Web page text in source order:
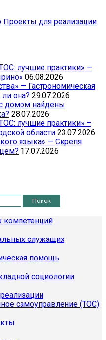
Проекты для реализации
лучшие практики» —
06.08.2026
— Гастрономическая
ли она? 29.07.2026
домом найдены
28.07.2026
лучшие практики» –
области 23.07.2026
языка» — Скрепя
17.07.2026
компетенций
служащих
помощь
социологии
самоуправление (ТОС)